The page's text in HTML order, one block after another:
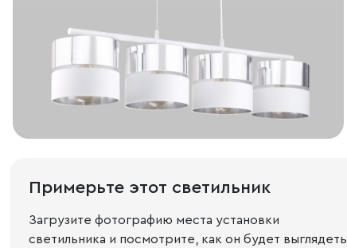
Примерьте этот светильник
Загрузите фотографию места установки
светильника и посмотрите, как он будет выглядеть